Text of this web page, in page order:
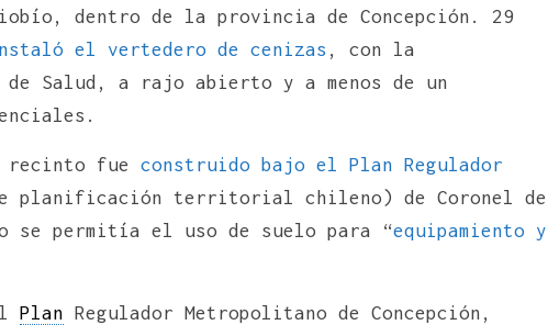
dentro de la provincia de Concepción. 29
el vertedero de cenizas , con la
Salud, a rajo abierto y a menos de un
recinto fue construido bajo el Plan Regulador
planificación territorial chileno) de Coronel de
se permitía el uso de suelo para “equipamiento y
Plan Regulador Metropolitano de Concepción,